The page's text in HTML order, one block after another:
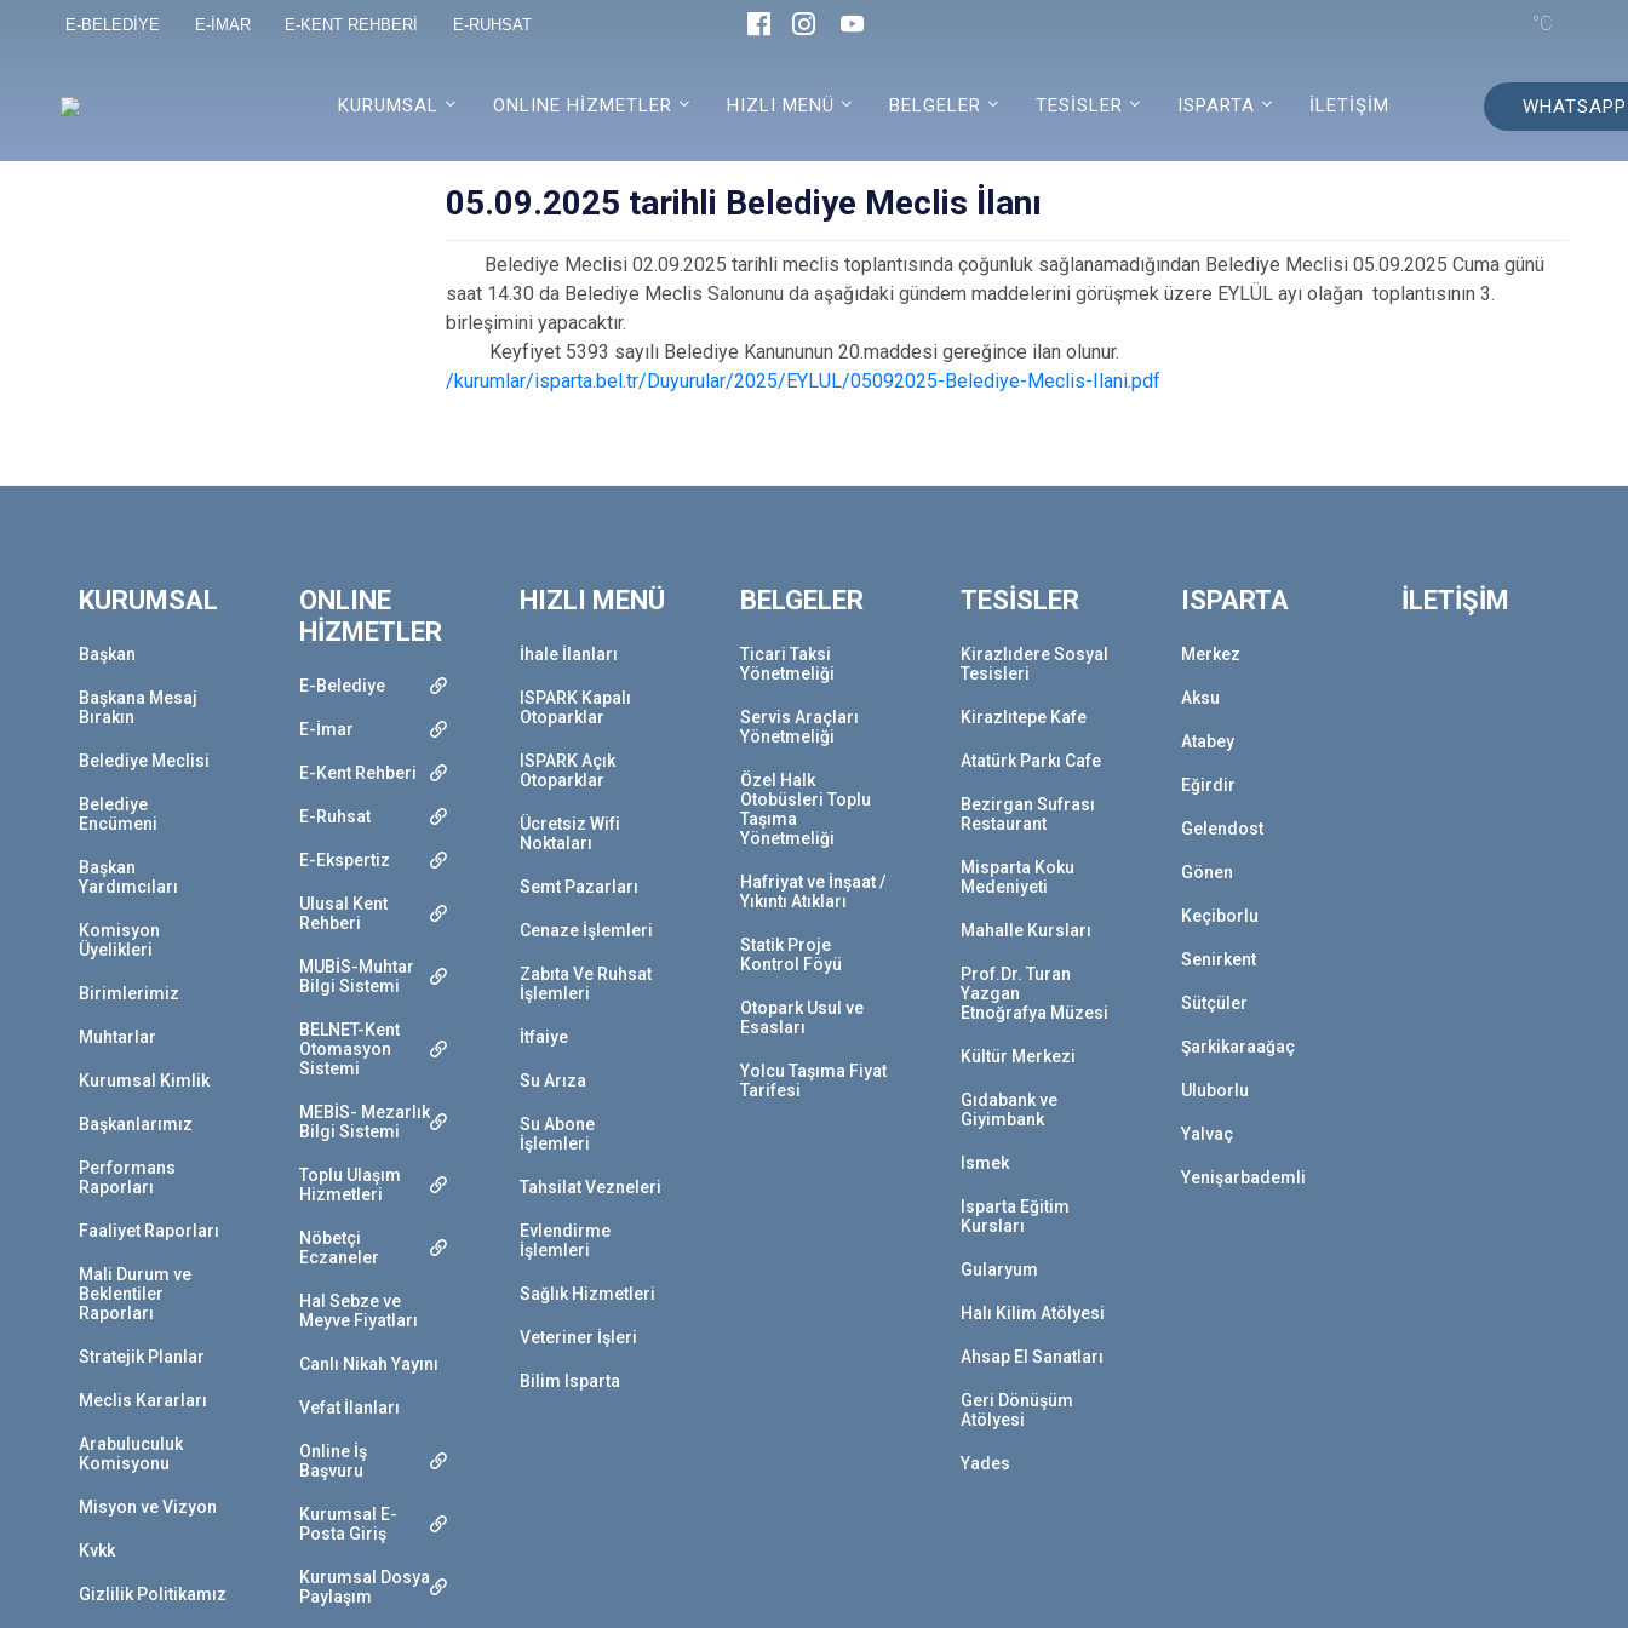
E-BELEDİYE E-İMAR E-KENT REHBERİ E-RUHSAT °C
KURUMSAL ONLINE HİZMETLER HIZLI MENÜ BELGELER TESİSLER ISPARTA İLETİŞİM
05.09.2025 tarihli Belediye Meclis İlanı
Belediye Meclisi 02.09.2025 tarihli meclis toplantısında çoğunluk sağlanamadığından Belediye Meclisi 05.09.2025 Cuma günü
saat 14.30 da Belediye Meclis Salonunu da aşağıdaki gündem maddelerini görüşmek üzere EYLÜL ayı olağan toplantısının 3.
birleşimini yapacaktır.
Keyfiyet 5393 sayılı Belediye Kanununun 20.maddesi gereğince ilan olunur.
/kurumlar/isparta.bel.tr/Duyurular/2025/EYLUL/05092025-Belediye-Meclis-Ilani.pdf
KURUMSAL
Başkan
Başkana Mesaj
Bırakın
Belediye Meclisi
Belediye
Encümeni
Başkan
Yardımcıları
Komisyon
Üyelikleri
Birimlerimiz
Muhtarlar
Kurumsal Kimlik
Başkanlarımız
Performans
Raporları
Faaliyet Raporları
Mali Durum ve
Beklentiler
Raporları
Stratejik Planlar
Meclis Kararları
Arabuluculuk
Komisyonu
Misyon ve Vizyon
Kvkk
Gizlilik Politikamız
ONLINE
HİZMETLER
E-Belediye
E-İmar
E-Kent Rehberi
E-Ruhsat
E-Ekspertiz
Ulusal Kent
Rehberi
MUBİS-Muhtar
Bilgi Sistemi
BELNET-Kent
Otomasyon
Sistemi
MEBİS- Mezarlık
Bilgi Sistemi
Toplu Ulaşım
Hizmetleri
Nöbetçi
Eczaneler
Hal Sebze ve
Meyve Fiyatları
Canlı Nikah Yayını
Vefat İlanları
Online İş
Başvuru
Kurumsal E-
Posta Giriş
Kurumsal Dosya
Paylaşım
HIZLI MENÜ
İhale İlanları
ISPARK Kapalı
Otoparklar
ISPARK Açık
Otoparklar
Ücretsiz Wifi
Noktaları
Semt Pazarları
Cenaze İşlemleri
Zabıta Ve Ruhsat
İşlemleri
İtfaiye
Su Arıza
Su Abone
İşlemleri
Tahsilat Vezneleri
Evlendirme
İşlemleri
Sağlık Hizmetleri
Veteriner İşleri
Bilim Isparta
BELGELER
Ticari Taksi
Yönetmeliği
Servis Araçları
Yönetmeliği
Özel Halk
Otobüsleri Toplu
Taşıma
Yönetmeliği
Hafriyat ve İnşaat /
Yıkıntı Atıkları
Statik Proje
Kontrol Föyü
Otopark Usul ve
Esasları
Yolcu Taşıma Fiyat
Tarifesi
TESİSLER
Kirazlıdere Sosyal
Tesisleri
Kirazlıtepe Kafe
Atatürk Parkı Cafe
Bezirgan Sufrası
Restaurant
Misparta Koku
Medeniyeti
Mahalle Kursları
Prof.Dr. Turan
Yazgan
Etnoğrafya Müzesi
Kültür Merkezi
Gıdabank ve
Giyimbank
Ismek
Isparta Eğitim
Kursları
Gularyum
Halı Kilim Atölyesi
Ahsap El Sanatları
Geri Dönüşüm
Atölyesi
Yades
ISPARTA
Merkez
Aksu
Atabey
Eğirdir
Gelendost
Gönen
Keçiborlu
Senirkent
Sütçüler
Şarkikaraağaç
Uluborlu
Yalvaç
Yenişarbademli
İLETİŞİM